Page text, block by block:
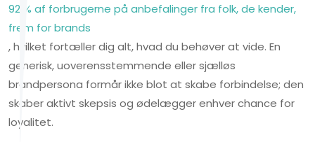
92 % af forbrugerne på anbefalinger fra folk, de kender,
frem for brands
, hvilket fortæller dig alt, hvad du behøver at vide. En
generisk, uoverensstemmende eller sjælløs
brandpersona formår ikke blot at skabe forbindelse; den
skaber aktivt skepsis og ødelægger enhver chance for
loyalitet.